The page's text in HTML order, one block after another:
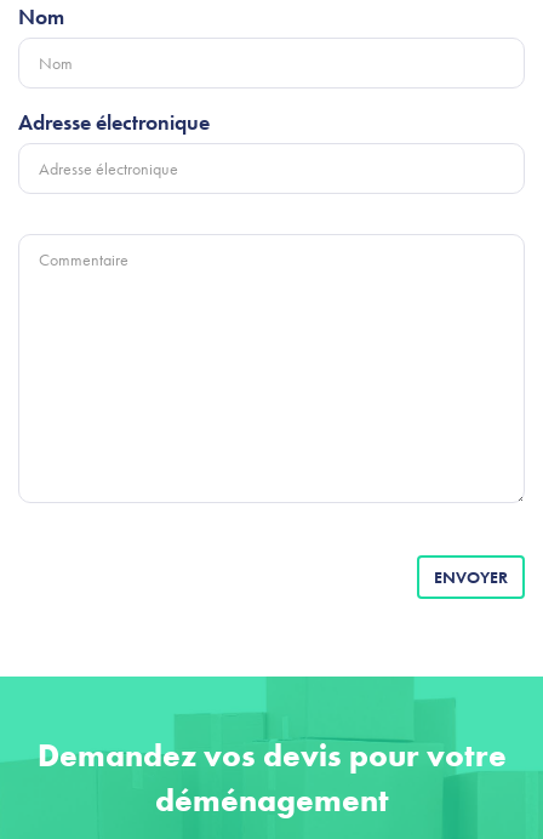
Nom
Adresse électronique
Commentaire
ENVOYER
Demandez vos devis pour votre
déménagement